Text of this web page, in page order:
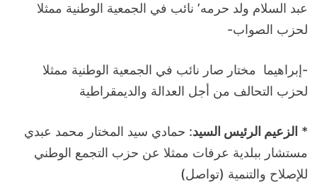
عبد السلام ولد حرمه’ نائب في الجمعية الوطنية ممثلا
لحزب الصواب-
-إبراهيما مختار صار نائب في الجمعية الوطنية ممثلا
لحزب التحالف من أجل العدالة والديمقراطية
* الزعيم الرئيس السيد: حمادي سيد المختار محمد عبدي
مستشار ببلدية عرفات ممثلا عن حزب التجمع الوطني
للإصلاح والتنمية (تواصل)